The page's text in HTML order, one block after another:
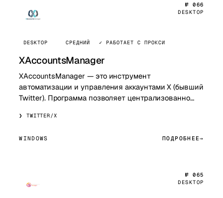
№ 066
DESKTOP
DESKTOP СРЕДНИЙ ✓ РАБОТАЕТ С ПРОКСИ
XAccountsManager
XAccountsManager — это инструмент
автоматизации и управления аккаунтами X (бывший
Twitter). Программа позволяет централизованно
автоматизировать пу…
TWITTER/X
WINDOWS ПОДРОБНЕЕ
№ 065
DESKTOP